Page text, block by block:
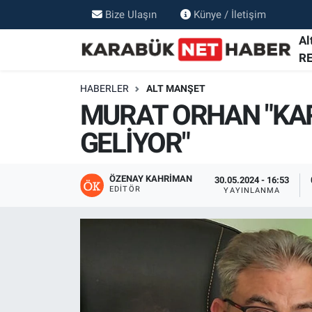
Bize Ulaşın Künye / İletişim
HABERLER ALT MANŞET
MURAT ORHAN
GELİYOR"
ÖZENAY KAHRIMAN
EDITÖR
30.05.2024 - 16:53
YAYINLANMA